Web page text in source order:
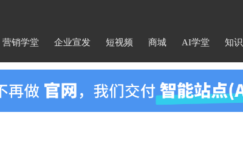
营销学堂 企业宣发 短视频 商城 AI学堂 知识